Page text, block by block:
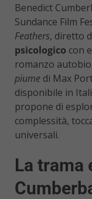
Benedict
Sundance Film
Feathers, diretto
psicologico con
romanzo
piume di Max
disponibile in
propone di
complessità,
universali.
La trama